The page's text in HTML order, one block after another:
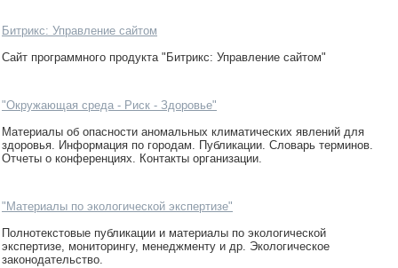
Битрикс: Управление сайтом
Сайт программного продукта "Битрикс: Управление сайтом"
"Окружающая среда - Риск - Здоровье"
Материалы об опасности аномальных климатических явлений для
здоровья. Информация по городам. Публикации. Словарь терминов.
Отчеты о конференциях. Контакты организации.
"Материалы по экологической экспертизе"
Полнотекстовые публикации и материалы по экологической
экспертизе, мониторингу, менеджменту и др. Экологическое
законодательство.